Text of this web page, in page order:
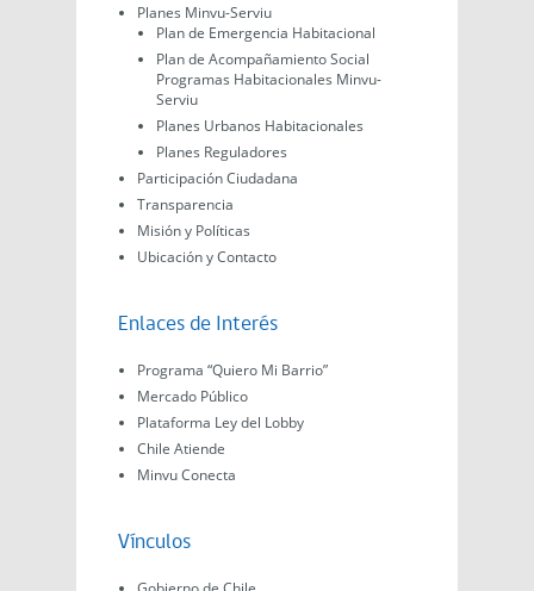
Planes Minvu-Serviu
Plan de Emergencia Habitacional
Plan de Acompañamiento Social
Programas Habitacionales Minvu-
Serviu
Planes Urbanos Habitacionales
Planes Reguladores
Participación Ciudadana
Transparencia
Misión y Políticas
Ubicación y Contacto
Enlaces de Interés
Programa “Quiero Mi Barrio”
Mercado Público
Plataforma Ley del Lobby
Chile Atiende
Minvu Conecta
Vínculos